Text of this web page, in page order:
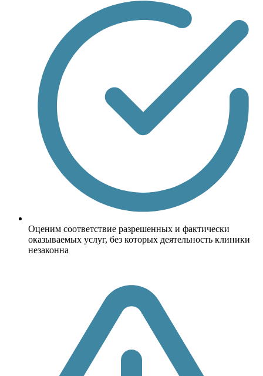
Оценим соответствие разрешенных и фактически
оказываемых услуг, без которых деятельность клиники
незаконна